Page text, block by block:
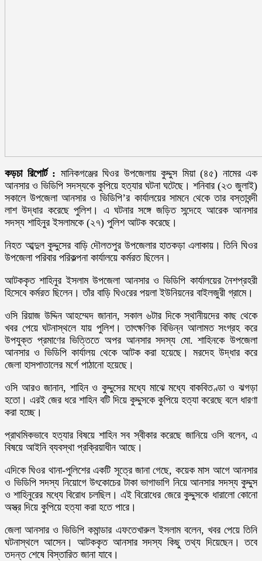
কড়চা রিপোর্ট : মানিকগঞ্জের ঘিওর উপজেলায় কুদ্দুস মিয়া (৪৫) নামের এক
আনসার ও ভিডিপি সদস্যকে কুপিয়ে হত্যার ঘটনা ঘটেছে। শনিবার (২৩ জুলাই)
সকালে উপজেলা আনসার ও ভিডিপি’র কার্যালয়ের সামনে থেকে তার বস্তাবন্দী
লাশ উদ্ধার করেছে পুলিশ। এ ঘটনার সঙ্গে জড়িত সন্দেহে আরেক আনসার
সদস্য শাহিনুর ইসলামকে (২৭) পুলিশ আটক করেছে।
নিহত আব্দুল কুদ্দুসের বাড়ি দৌলতপুর উপজেলার হাতকড়া এলাকায়। তিনি ঘিওর
উপজেলা পরিবার পরিকল্পনা কার্যালয়ে কর্মরত ছিলেন।
আটককৃত শাহিনুর ইসলাম উপজেলা আনসার ও ভিডিপি কার্যালয়ের নৈশপ্রহরী
হিসেবে কর্মরত ছিলেন। তাঁর বাড়ি ঘিওরের পয়লা ইউনিয়নের বাইলজুরী গ্রামে।
ওসি রিয়াজ উদ্দিন আহম্মেদ জানান, সকাল ৬টার দিকে স্থানীয়দের কাছ থেকে
খবর পেয়ে ঘটনাস্থলে যায় পুলিশ। তাৎক্ষণিক বিভিন্ন আলামত সংগ্রহ করে
উপযুক্ত প্রমাণের ভিত্তিতে অপর আনসার সদস্য মো. শাহিনকে উপজেলা
আনসার ও ভিডিপি কার্যালয় থেকে আটক করা হয়েছে। মরদেহ উদ্ধার করে
জেলা হাসপাতালের মর্গে পাঠানো হয়েছে।
ওসি আরও জানান, শাহিন ও কুদ্দুসের মধ্যে মাঝে মধ্যে বাকবিতণ্ডা ও ঝগড়া
হতো। এরই জের ধরে শাহিন বটি দিয়ে কুদ্দুসকে কুপিয়ে হত্যা করেছে বলে ধারণা
করা হচ্ছে।
প্রাথমিকভাবে হত্যার বিষয়ে শাহিন সব স্বীকার করেছে জানিয়ে ওসি বলেন, এ
বিষয়ে আইনি ব্যবস্থা প্রক্রিয়াধীন আছে।
এদিকে ঘিওর থানা-পুলিশের একটি সূত্রে জানা গেছে, কয়েক মাস আগে আনসার
ও ভিডিপি সদস্য নিয়োগে উৎকোচের টাকা ভাগাভাগি নিয়ে আনসার সদস্য কুদ্দুস
ও শাহিনুরের মধ্যে বিরোধ চলছিল। এই বিরোধের জেরে কুদ্দুসকে ধারালো কোনো
অস্ত্র দিয়ে কুপিয়ে হত্যা করা হতে পারে।
জেলা আনসার ও ভিডিপি কমান্ডার এফতেখারুল ইসলাম বলেন, খবর পেয়ে তিনি
ঘটনাস্থলে আসেন। আটককৃত আনসার সদস্য কিছু তথ্য দিয়েছেন। তবে
তদন্ত শেষে বিস্তারিত জানা যাবে।